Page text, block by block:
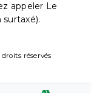
appeler Le
surtaxé).
réservés